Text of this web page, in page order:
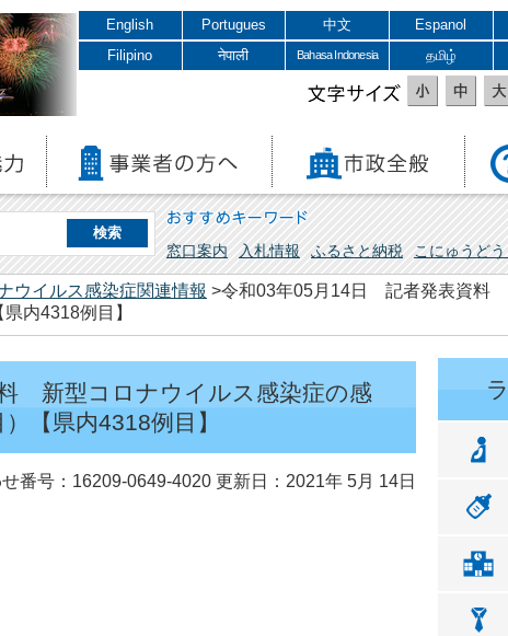
English Portugues 中文 Espanol
Filipino
नेपाली Bahasa Indonesia தமிழ்
文字サイズ
おすすめキーワード
窓口案内 入札情報 ふるさと納税 こにゅうど
ウイルス感染症関連情報 >令和03年05月14日 記者発表資料
内4318例目】
新型コロナウイルス感染症の感
【県内4318例目】
番号：16209-0649-4020 更新日：2021年 5月 14日